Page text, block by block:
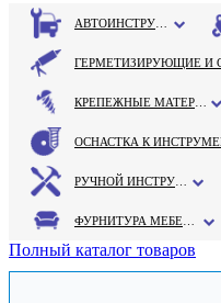
Полный каталог товаров